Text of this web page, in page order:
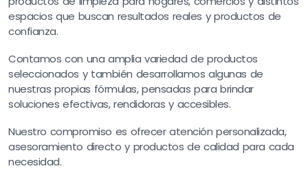
espacios que buscan resultados reales y productos de
confianza.
Contamos con una amplia variedad de productos
seleccionados y también desarrollamos algunas de
nuestras propias fórmulas, pensadas para brindar
soluciones efectivas, rendidoras y accesibles.
Nuestro compromiso es ofrecer atención personalizada,
asesoramiento directo y productos de calidad para cada
necesidad.